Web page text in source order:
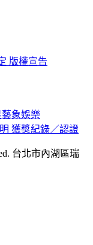
版權宣告
藝象娛樂
獲獎紀錄／認證
台北市內湖區瑞